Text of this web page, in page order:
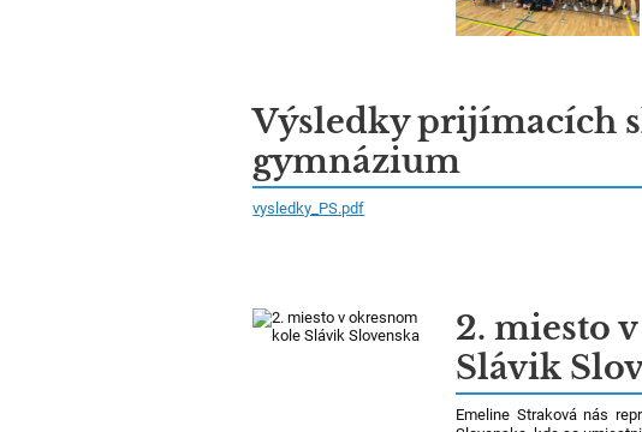
Výsledky prijímacích
gymnázium
vysledky_PS.pdf
2. miesto
Slávik
Emeline Straková nás